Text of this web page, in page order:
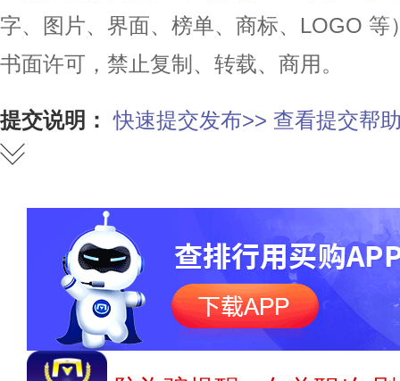
字、图片、界面、榜单、商标、LOGO
书面许可，禁止复制、转载、商用。
提交说明： 快速提交发布>> 查看提交帮